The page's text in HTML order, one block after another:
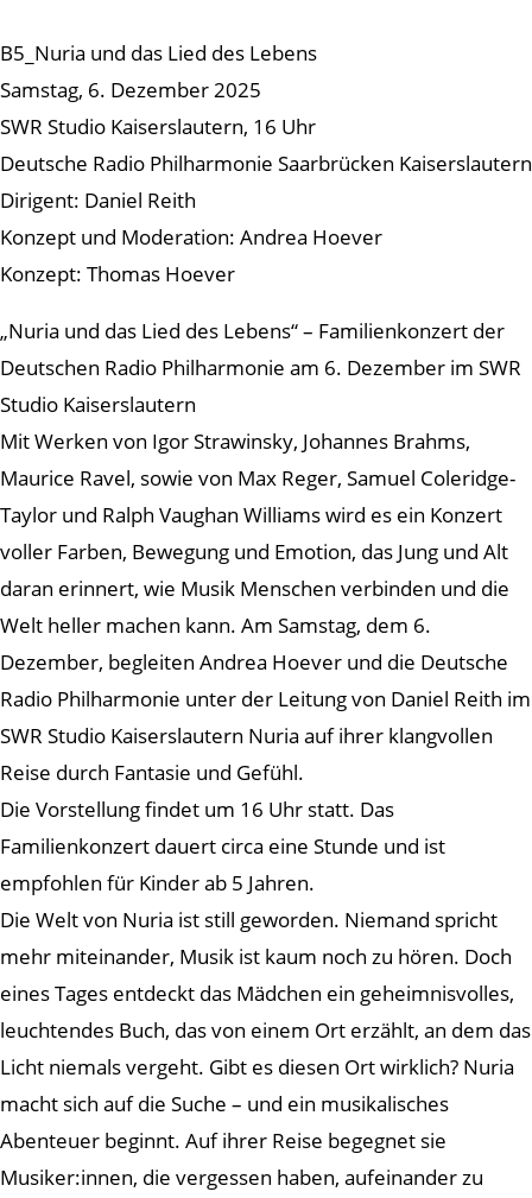
B5_Nuria und das Lied des Lebens
Samstag, 6. Dezember 2025
SWR Studio Kaiserslautern, 16 Uhr
Deutsche Radio Philharmonie Saarbrücken Kaiserslautern
Dirigent: Daniel Reith
Konzept und Moderation: Andrea Hoever
Konzept: Thomas Hoever
„Nuria und das Lied des Lebens“ – Familienkonzert der
Deutschen Radio Philharmonie am 6. Dezember im SWR
Studio Kaiserslautern
Mit Werken von Igor Strawinsky, Johannes Brahms,
Maurice Ravel, sowie von Max Reger, Samuel Coleridge-
Taylor und Ralph Vaughan Williams wird es ein Konzert
voller Farben, Bewegung und Emotion, das Jung und Alt
daran erinnert, wie Musik Menschen verbinden und die
Welt heller machen kann. Am Samstag, dem 6.
Dezember, begleiten Andrea Hoever und die Deutsche
Radio Philharmonie unter der Leitung von Daniel Reith im
SWR Studio Kaiserslautern Nuria auf ihrer klangvollen
Reise durch Fantasie und Gefühl.
Die Vorstellung findet um 16 Uhr statt. Das
Familienkonzert dauert circa eine Stunde und ist
empfohlen für Kinder ab 5 Jahren.
Die Welt von Nuria ist still geworden. Niemand spricht
mehr miteinander, Musik ist kaum noch zu hören. Doch
eines Tages entdeckt das Mädchen ein geheimnisvolles,
leuchtendes Buch, das von einem Ort erzählt, an dem das
Licht niemals vergeht. Gibt es diesen Ort wirklich? Nuria
macht sich auf die Suche – und ein musikalisches
Abenteuer beginnt. Auf ihrer Reise begegnet sie
Musiker:innen, die vergessen haben, aufeinander zu